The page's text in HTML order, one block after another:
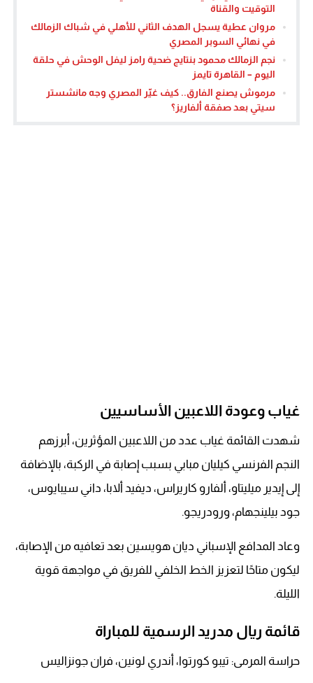
التوقيت والقناة
مروان عطية يسجل الهدف الثاني للأهلي في شباك الزمالك
في نهائي السوبر المصري
نجم الزمالك محمود بنتايج ضحية رامز ليفل الوحش في حلقة
اليوم – القاهرة تايمز
مرموش يصنع الفارق.. كيف غيّر المصري وجه مانشستر
سيتي بعد صفقة ألفاريز؟
غياب وعودة اللاعبين الأساسيين
شهدت القائمة غياب عدد من اللاعبين المؤثرين، أبرزهم
النجم الفرنسي كيليان مبابي بسبب إصابة في الركبة، بالإضافة
إلى إيدير ميليتاو، ألفارو كاريراس، ديفيد ألابا، داني سيبايوس،
جود بيلينجهام، ورودريجو.
وعاد المدافع الإسباني ديان هويسين بعد تعافيه من الإصابة،
ليكون متاحًا لتعزيز الخط الخلفي للفريق في مواجهة قوية
الليلة.
قائمة ريال مدريد الرسمية للمباراة
حراسة المرمى: تيبو كورتوا، أندري لونين، فران جونزاليس